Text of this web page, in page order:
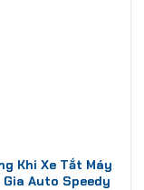
Khi Xe Tắt Máy
Auto Speedy